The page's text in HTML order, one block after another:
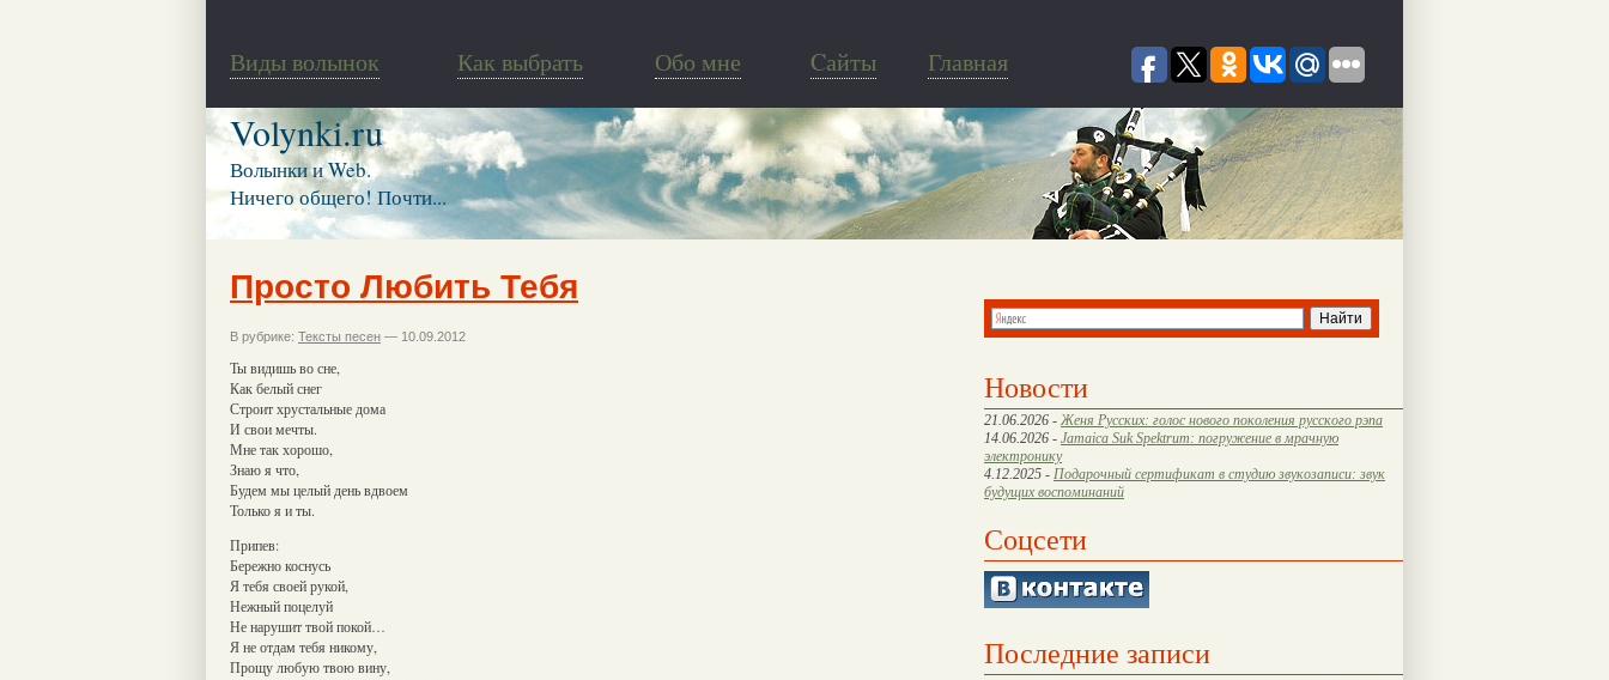
Виды волынок Как выбрать Обо мне Cайты Главная
Volynki.ru
Волынки и Web.
Ничего общего! Почти...
Новости
21.06.2026 - Женя Русских: голос нового поколения русского рэпа
14.06.2026 - Jamaica Suk Spektrum: погружение в мрачную
электронику
4.12.2025 - Подарочный сертификат в студию звукозаписи: звук
будущих воспоминаний
Соцсети
Последние записи
Просто Любить Тебя
В рубрике: Тексты песен — 10.09.2012
Ты видишь во сне,
Как белый снег
Строит хрустальные дома
И свои мечты.
Мне так хорошо,
Знаю я что,
Будем мы целый день вдвоем
Только я и ты.
Припев:
Бережно коснусь
Я тебя своей рукой,
Нежный поцелуй
Не нарушит твой покой…
Я не отдам тебя никому,
Прощу любую твою вину,